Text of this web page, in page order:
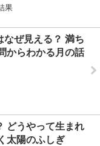
果
なぜ見える？ 満ち
からわかる月の話
どうやって生まれ
太陽のふしぎ